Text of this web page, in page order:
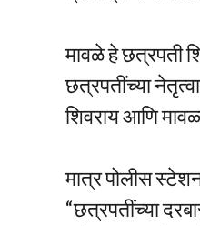
मावळे हे छत्रपती
छत्रपतींच्या
शिवराय आणि
मात्र पोलीस
“छत्रपतींच्या